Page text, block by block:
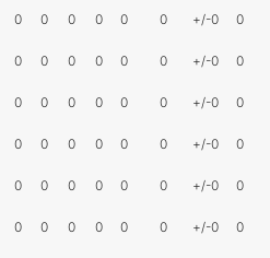
0 0 0 0 0 0 +/-0 0
0 0 0 0 0 0 +/-0 0
0 0 0 0 0 0 +/-0 0
0 0 0 0 0 0 +/-0 0
0 0 0 0 0 0 +/-0 0
0 0 0 0 0 0 +/-0 0